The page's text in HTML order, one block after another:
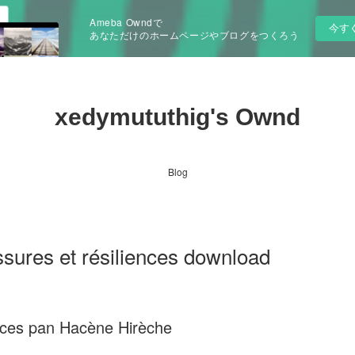
Ameba Owndで
あなただけのホームページやブログをつくろう
今す
xedymututhig's Ownd
Blog
et résiliences download
pan Hacène Hirèche